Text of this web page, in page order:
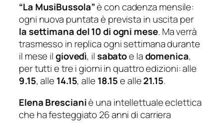
“La MusiBussola”è con cadenza mensile:
ogni nuova puntata è prevista in uscita per
la settimana del 10 di ogni mese. Ma verrà
trasmesso in replica ogni settimana durante
il mese ilgiovedì, ilsabatoe ladomenica,
per tutti e tre i giorni in quattro edizioni: alle
9.15, alle 14.15, alle 18.15e alle21.15.
Elena Brescianiè una intellettuale eclettica
che ha festeggiato 26 anni di carriera